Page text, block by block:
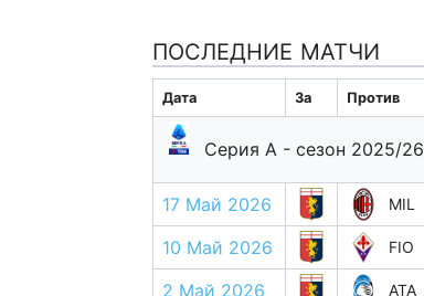
ПОСЛЕДНИЕ МАТЧИ
Дата За Против
Серия А - сезон 2025/26
17 Май 2026 MIL
10 Май 2026 FIO
2 Май 2026 ATA